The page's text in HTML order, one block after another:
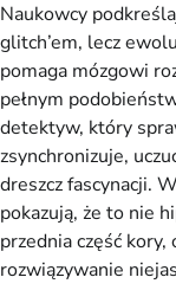
Naukowcy
glitch’em, lecz
pomaga mózgowi
pełnym
detektyw, który
zsynchronizuje,
dreszcz fascynacji.
pokazują, że to nie
przednia część
rozwiązywanie